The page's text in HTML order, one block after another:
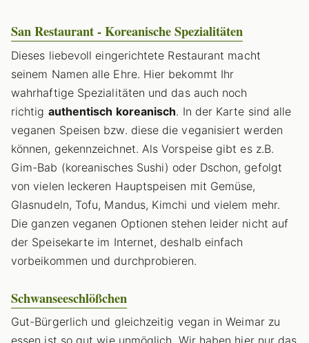
San Restaurant - Koreanische Spezialitäten
Dieses liebevoll eingerichtete Restaurant macht
seinem Namen alle Ehre. Hier bekommt Ihr
wahrhaftige Spezialitäten und das auch noch
richtig authentisch koreanisch. In der Karte sind alle
veganen Speisen bzw. diese die veganisiert werden
können, gekennzeichnet. Als Vorspeise gibt es z.B.
Gim-Bab (koreanisches Sushi) oder Dschon, gefolgt
von vielen leckeren Hauptspeisen mit Gemüse,
Glasnudeln, Tofu, Mandus, Kimchi und vielem mehr.
Die ganzen veganen Optionen stehen leider nicht auf
der Speisekarte im Internet, deshalb einfach
vorbeikommen und durchprobieren.
Schwanseeschlößchen
Gut-Bürgerlich und gleichzeitig vegan in Weimar zu
essen ist so gut wie unmöglich. Wir haben hier nur das